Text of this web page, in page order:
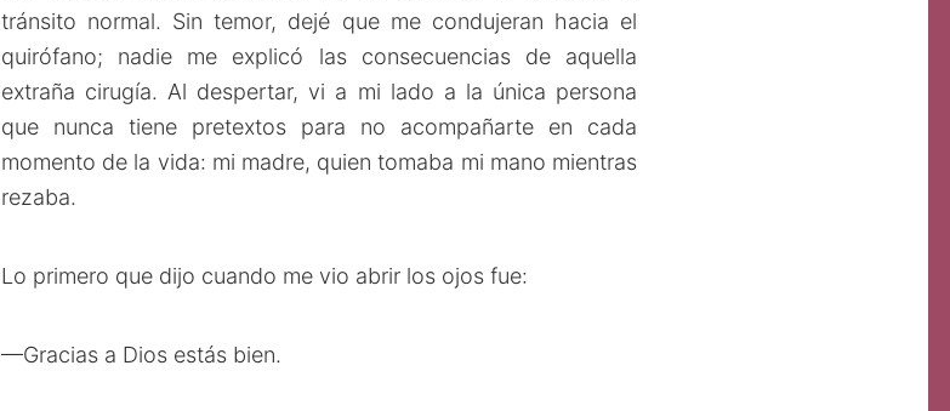
tránsito normal. Sin temor, dejé que me condujeran hacia el
quirófano; nadie me explicó las consecuencias de aquella
extraña cirugía. Al despertar, vi a mi lado a la única persona
que nunca tiene pretextos para no acompañarte en cada
momento de la vida: mi madre, quien tomaba mi mano mientras
rezaba.
Lo primero que dijo cuando me vio abrir los ojos fue:
—Gracias a Dios estás bien.